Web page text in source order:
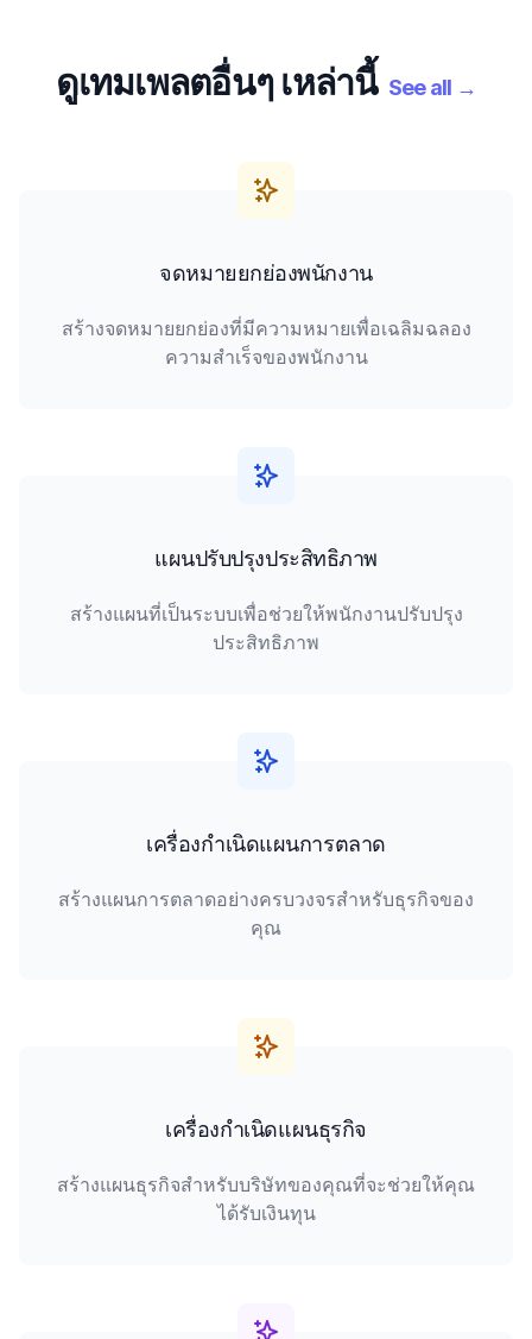
ดูเทมเพลตอื่นๆ เหล่านี้ See all →
จดหมายยกย่องพนักงาน
สร้างจดหมายยกย่องที่มีความหมายเพื่อเฉลิมฉลอง
ความสำเร็จของพนักงาน
แผนปรับปรุงประสิทธิภาพ
สร้างแผนที่เป็นระบบเพื่อช่วยให้พนักงานปรับปรุง
ประสิทธิภาพ
เครื่องกำเนิดแผนการตลาด
สร้างแผนการตลาดอย่างครบวงจรสำหรับธุรกิจของ
คุณ
เครื่องกำเนิดแผนธุรกิจ
สร้างแผนธุรกิจสำหรับบริษัทของคุณที่จะช่วยให้คุณ
ได้รับเงินทุน